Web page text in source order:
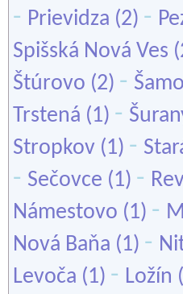
- Prievidza (2) -
Spišská Nová Ves
Štúrovo (2) -
Trstená (1) -
Stropkov (1) -
- Sečovce (1) -
Námestovo (1) -
Nová Baňa (1) -
Levoča (1) - Ložín